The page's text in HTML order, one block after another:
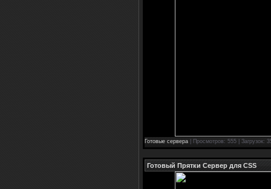
Готовые сервера | Просмотров: 555 | Загрузок:
Готовый Прятки Сервер для CSS